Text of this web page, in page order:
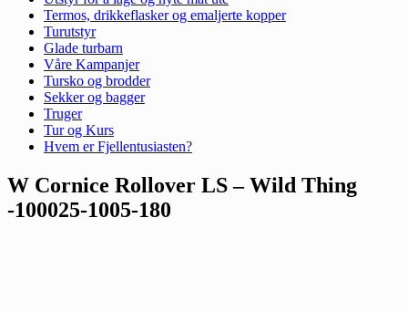
Termos, drikkeflasker og emaljerte kopper
Turutstyr
Glade turbarn
Våre Kampanjer
Tursko og brodder
Sekker og bagger
Truger
Tur og Kurs
Hvem er Fjellentusiasten?
W Cornice Rollover LS – Wild Thing
-100025-1005-180